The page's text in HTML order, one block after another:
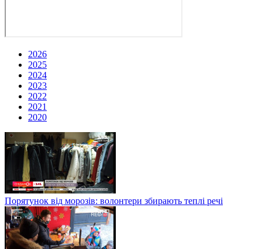
2026
2025
2024
2023
2022
2021
2020
Порятунок від морозів: волонтери збирають теплі речі